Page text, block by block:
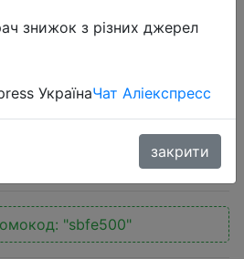
Effort E153,
"sbfe500"
знижок з різних джерел
УкраїнаЧат Аліекспресс
закрити